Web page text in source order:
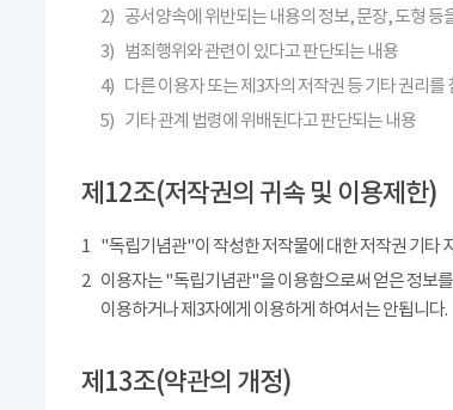
2) 공서양속에 위반되는 내용의 정보, 문장, 도형 등
3)
범죄행위와 관련이 있다고 판단되는 내용
4) 다른 이용자 또는 제3자의 저작권 등 기타 권리를
5) 기타 관계 법령에 위배된다고 판단되는 내용
제12조(저작권의 귀속 및 이용제한)
1 "독립기념관"이 작성한 저작물에 대한 저작권 기타
2 이용자는 "독립기념관"을 이용함으로써 얻은 정보
이용하거나 제3자에게 이용하게 하여서는 안됩니다.
제13조(약관의 개정)